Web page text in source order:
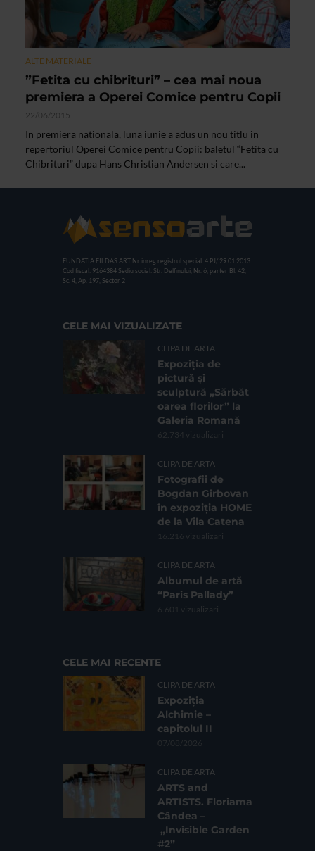
ALTE MATERIALE
”Fetita cu chibrituri” – cea mai noua
premiera a Operei Comice pentru Copii
22/06/2015
In premiera nationala, luna iunie a adus un nou titlu in
repertoriul Operei Comice pentru Copii: baletul “Fetita cu
Chibrituri” dupa Hans Christian Andersen si care...
FUNDATIA FILDAS ART Nr inreg registrul special: 4 PJ/ 29.01.2013
Cod fiscal: 9164384 Sediu social: Str. Delfinului, Nr. 6, parter Bl. 42,
Sc. 4, Ap. 197, Sector 2
CELE MAI VIZUALIZATE
CLIPA DE ARTA
Expoziția de
pictură și
sculptură „Sărbăt
oarea florilor” la
Galeria Romană
62.734 vizualizari
CLIPA DE ARTA
Fotografii de
Bogdan Gîrbovan
în expoziția HOME
de la Vila Catena
16.216 vizualizari
CLIPA DE ARTA
Albumul de artă
“Paris Pallady”
6.601 vizualizari
CELE MAI RECENTE
CLIPA DE ARTA
Expoziția
Alchimie –
capitolul II
07/08/2026
CLIPA DE ARTA
ARTS and
ARTISTS. Floriama
Cândea –
„Invisible Garden
#2”